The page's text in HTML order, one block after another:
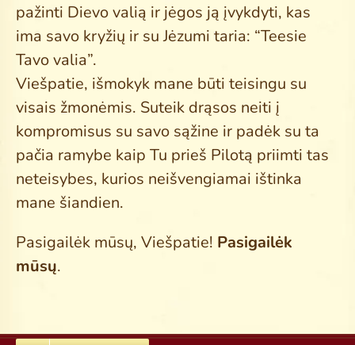
pažinti Dievo valią ir jėgos ją įvykdyti, kas
ima savo kryžių ir su Jėzumi taria: “Teesie
Tavo valia”.
Viešpatie, išmokyk mane būti teisingu su
visais žmonėmis. Suteik drąsos neiti į
kompromisus su savo sąžine ir padėk su ta
pačia ramybe kaip Tu prieš Pilotą priimti tas
neteisybes, kurios neišvengiamai ištinka
mane šiandien.
Pasigailėk mūsų, Viešpatie! Pasigailėk
mūsų.